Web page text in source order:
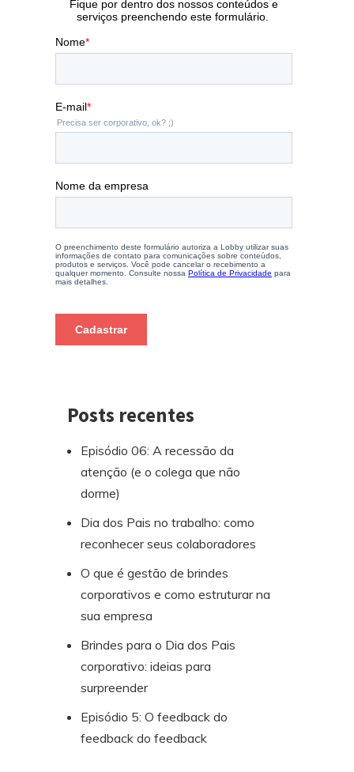
Posts recentes
Episódio 06: A recessão da
atenção (e o colega que não
dorme)
Dia dos Pais no trabalho: como
reconhecer seus colaboradores
O que é gestão de brindes
corporativos e como estruturar na
sua empresa
Brindes para o Dia dos Pais
corporativo: ideias para
surpreender
Episódio 5: O feedback do
feedback do feedback